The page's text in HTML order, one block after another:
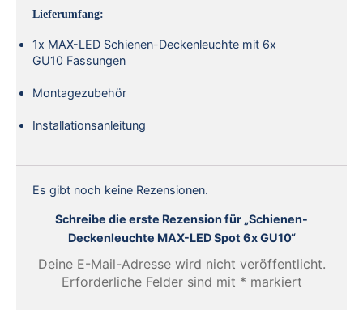
Lieferumfang:
1x MAX-LED Schienen-Deckenleuchte mit 6x
GU10 Fassungen
Montagezubehör
Installationsanleitung
Es gibt noch keine Rezensionen.
Schreibe die erste Rezension für „Schienen-
Deckenleuchte MAX-LED Spot 6x GU10“
Deine E-Mail-Adresse wird nicht veröffentlicht.
Erforderliche Felder sind mit * markiert